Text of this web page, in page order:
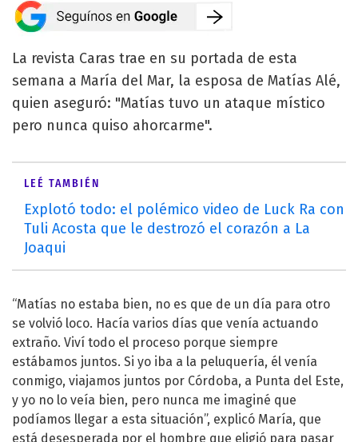
La revista Caras trae en su portada de esta
semana a María del Mar, la esposa de Matías Alé,
quien aseguró: "Matías tuvo un ataque místico
pero nunca quiso ahorcarme".
LEÉ TAMBIÉN
Explotó todo: el polémico video de Luck Ra con
Tuli Acosta que le destrozó el corazón a La
Joaqui
“Matías no estaba bien, no es que de un día para otro
se volvió loco. Hacía varios días que venía actuando
extraño. Viví todo el proceso porque siempre
estábamos juntos. Si yo iba a la peluquería, él venía
conmigo, viajamos juntos por Córdoba, a Punta del Este,
y yo no lo veía bien, pero nunca me imaginé que
podíamos llegar a esta situación”, explicó María, que
está desesperada por el hombre que eligió para pasar